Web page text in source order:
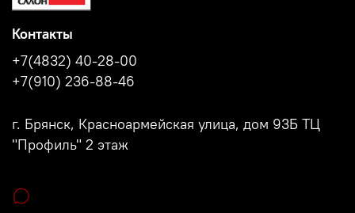
Контакты
+7(4832) 40-28-00
+7(910) 236-88-46
г. Брянск, Красноармейская улица, дом 93Б ТЦ
"Профиль" 2 этаж